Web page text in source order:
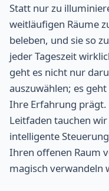
Statt nur zu
weitläufigen Räume
beleben, und sie so
jeder Tageszeit
geht es nicht nur
auszuwählen; es
Ihre Erfahrung
Leitfaden tauchen
intelligente
Ihren offenen Raum
magisch verwandeln